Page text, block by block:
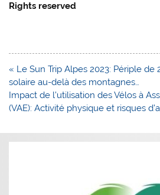
Rights reserved
Navigation
de
l’article
« Le Sun Trip Alpes 2023: Périple
solaire au-delà des montagnes…
Impact de l’utilisation des Vélos à
(VAE): Activité physique et risques